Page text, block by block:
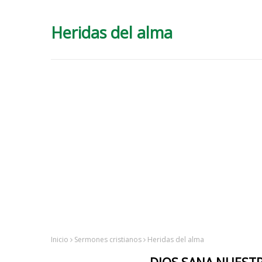
Heridas del alma
Inicio Sermones cristianos Heridas del alma